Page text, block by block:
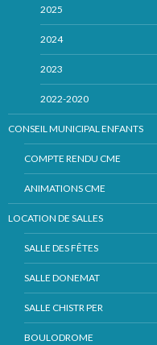
2025
2024
2023
2022-2020
CONSEIL MUNICIPAL ENFANTS
COMPTE RENDU CME
ANIMATIONS CME
LOCATION DE SALLES
SALLE DES FÊTES
SALLE DONEMAT
SALLE CHISTR PER
BOULODROME